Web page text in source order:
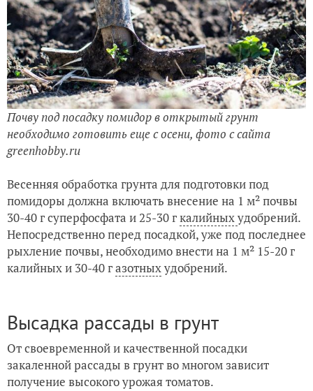
Почву под посадку помидор в открытый грунт
необходимо готовить еще с осени, фото с сайта
greenhobby.ru
Весенняя обработка грунта для подготовки под
помидоры должна включать внесение на 1 м² почвы
30-40 г суперфосфата и 25-30 гкалийныхудобрений.
Непосредственно перед посадкой, уже под последнее
рыхление почвы, необходимо внести на 1 м² 15-20 г
калийных и 30-40 газотныхудобрений.
Высадка рассады в грунт
От своевременной и качественной посадки
закаленной рассады в грунт во многом зависит
получение высокого урожая томатов.